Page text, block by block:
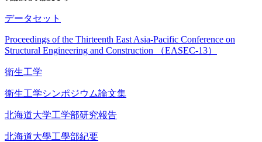
データセット
Proceedings of the Thirteenth East Asia-Pacific Conference on
Structural Engineering and Construction （EASEC-13）
衛生工学
衛生工学シンポジウム論文集
北海道大学工学部研究報告
北海道大學工學部紀要